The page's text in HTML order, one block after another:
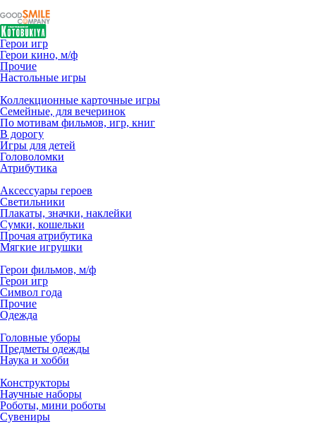
Герои игр
Герои кино, м/ф
Прочие
Настольные игры
Коллекционные карточные игры
Семейные, для вечеринок
По мотивам фильмов, игр, книг
В дорогу
Игры для детей
Головоломки
Атрибутика
Аксессуары героев
Светильники
Плакаты, значки, наклейки
Сумки, кошельки
Прочая атрибутика
Мягкие игрушки
Герои фильмов, м/ф
Герои игр
Символ года
Прочие
Одежда
Головные уборы
Предметы одежды
Наука и хобби
Конструкторы
Научные наборы
Роботы, мини роботы
Сувениры